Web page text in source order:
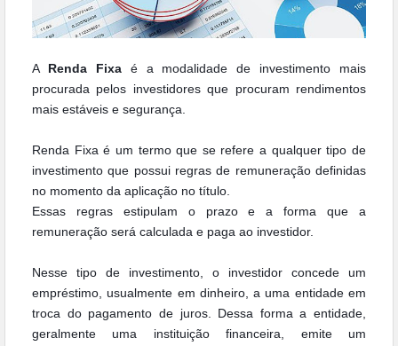
A Renda Fixaé a modalidade de investimento mais
procurada pelos investidores que procuram rendimentos
mais estáveis e segurança.
Renda Fixa é um termo que se refere a qualquer tipo de
investimento que possui regras de remuneração definidas
no momento da aplicação no título.
Essas regras estipulam o prazo e a forma que a
remuneração será calculada e paga ao investidor.
Nesse tipo de investimento, o investidor concede um
empréstimo, usualmente em dinheiro, a uma entidade em
troca do pagamento de juros. Dessa forma a entidade,
geralmente uma instituição financeira, emite um